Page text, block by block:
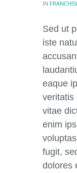
IN
Sed ut
iste
eaque
veritatis
vitae
enim
fugit,
dolores